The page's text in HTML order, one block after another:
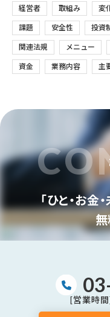
経営者 取組み 変
課題 安全性 投資
関連法規 メニュー
資金 業務内容 主
「ひと・お金
無
[営業時